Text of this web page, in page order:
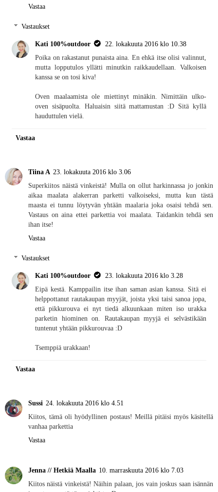
Vastaa
Vastaukset
Kati 100%outdoor
22. lokakuuta 2016 klo 10.38
Poika on rakastanut punaista aina. En ehkä itse olisi valinnut,
mutta lopputulos yllätti minutkin raikkaudellaan. Valkoisen
kanssa se on tosi kiva!
Oven maalaamista ole miettinyt minäkin. Nimittäin ulko-
oven sisäpuolta. Haluaisin siitä mattamustan :D Sitä kyllä
hauduttulen vielä.
Vastaa
Tiina A 23. lokakuuta 2016 klo 3.06
Superkiitos näistä vinkeistä! Mulla on ollut harkinnassa jo jonkin
aikaa maalata alakerran parketti valkoiseksi, mutta kun tästä
maasta ei tunnu löytyvän yhtään maalaria joka osaisi tehdä sen.
Vastaus on aina ettei parkettia voi maalata. Taidankin tehdä sen
ihan itse!
Vastaa
Vastaukset
Kati 100%outdoor
23. lokakuuta 2016 klo 3.28
Eipä kestä. Kamppailin itse ihan saman asian kanssa. Sitä ei
helppottanut rautakaupan myyjät, joista yksi taisi sanoa jopa,
että pikkurouva ei nyt tiedä alkuunkaan miten iso urakka
parketin hiominen on. Rautakaupan myyjä ei selvästikään
tuntenut yhtään pikkurouvaa :D
Tsemppiä urakkaan!
Vastaa
Sussi 24. lokakuuta 2016 klo 4.51
Kiitos, tämä oli hyödyllinen postaus! Meillä pitäisi myös käsitellä
vanhaa parkettia
Vastaa
Jenna // Hetkiä Maalla 10. marraskuuta 2016 klo 7.03
Kiitos näistä vinkeistä! Näihin palaan, jos vain joskus saan isännän